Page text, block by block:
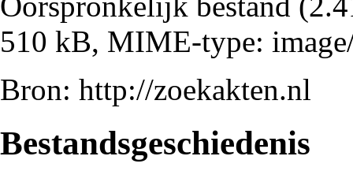
510 kB, MIME-type:
Bron: http://zoekakten.nl
Bestandsgeschiedenis